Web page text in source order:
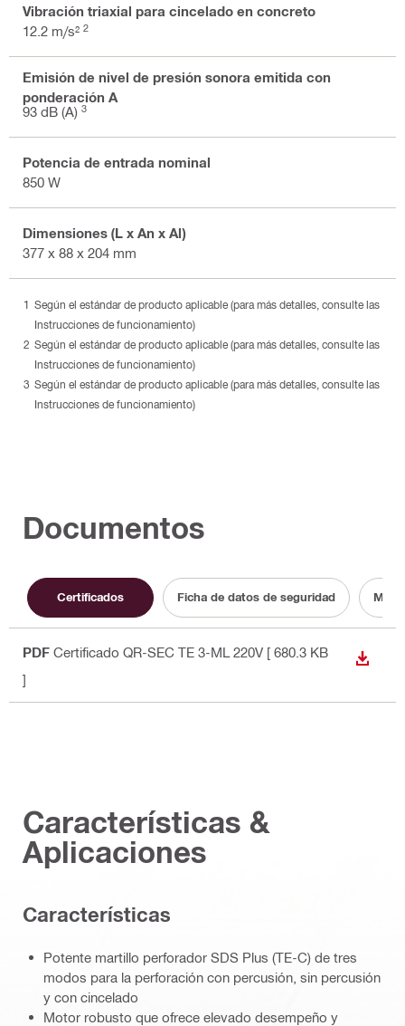
Vibración triaxial para cincelado en concreto
12.2 m/s² 2
Emisión de nivel de presión sonora emitida con
ponderación A
93 dB (A) 3
Potencia de entrada nominal
850 W
Dimensiones (L x An x Al)
377 x 88 x 204 mm
Según el estándar de producto aplicable (para más detalles, consulte las
Instrucciones de funcionamiento)
Según el estándar de producto aplicable (para más detalles, consulte las
Instrucciones de funcionamiento)
Según el estándar de producto aplicable (para más detalles, consulte las
Instrucciones de funcionamiento)
Documentos
Certificados Ficha de datos de seguridad
PDF Certificado QR-SEC TE 3-ML 220V [ 680.3 KB
]
Características &
Aplicaciones
Características
Potente martillo perforador SDS Plus (TE-C) de tres
modos para la perforación con percusión, sin percusión
y con cincelado
Motor robusto que ofrece elevado desempeño y